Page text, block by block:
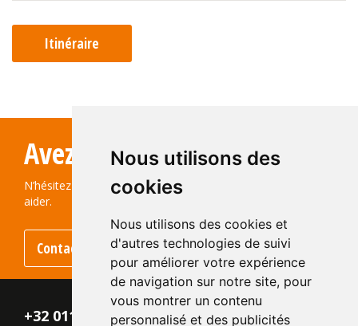
Nous utilisons des
cookies
Nous utilisons des cookies et
d'autres technologies de suivi
pour améliorer votre expérience
de navigation sur notre site, pour
vous montrer un contenu
personnalisé et des publicités
Itinéraire
Avez-vous des questions?
N’hésitez pas à nous contacter ! Nous serons ravis de vous
aider.
Contactez-nous
+32 011 - 870 938